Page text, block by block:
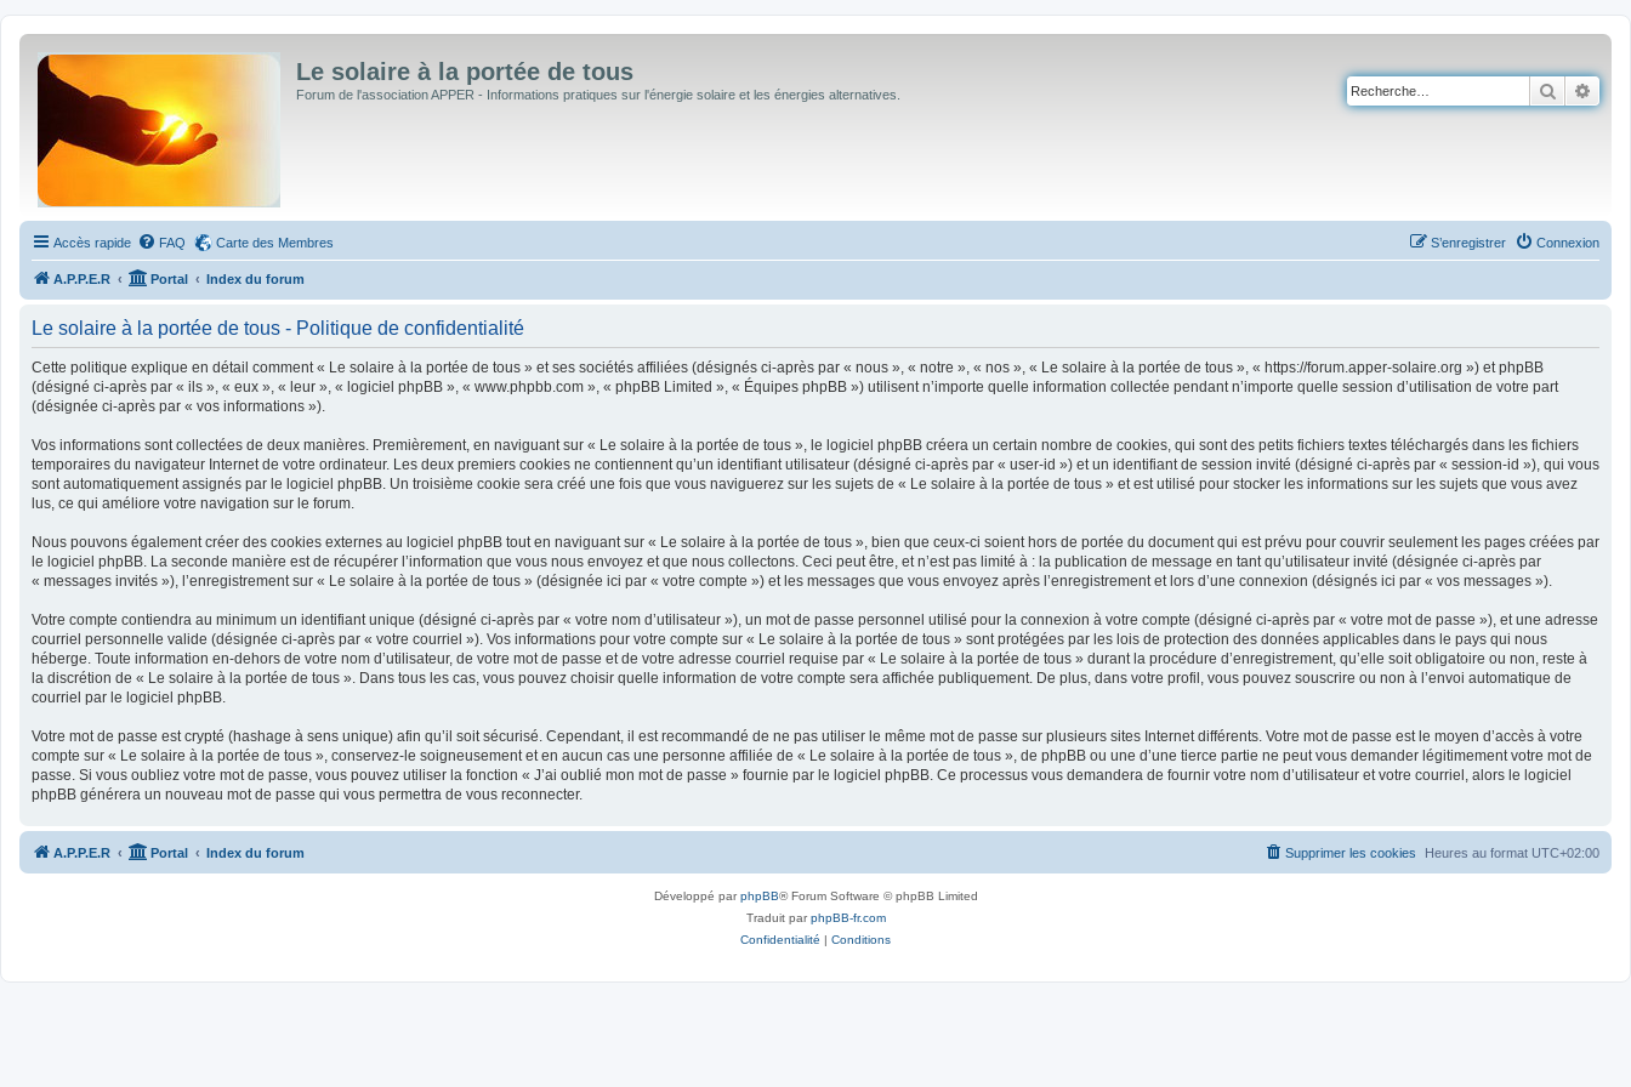
Le solaire à la portée de tous
Forum de l'association APPER - Informations pratiques sur l'énergie solaire et les énergies alternatives.
Accès rapide FAQ Carte des Membres Connexion
S’enregistrer
A.P.P.E.R Portal Index du forum
Le solaire à la portée de tous - Politique de confidentialité
Cette politique explique en détail comment « Le solaire à la portée de tous » et ses sociétés affiliées (désignés ci-après par « nous », « notre », « nos », « Le solaire à la portée de tous », « https://forum.apper-solaire.org ») et phpBB
(désigné ci-après par « ils », « eux », « leur », « logiciel phpBB », « www.phpbb.com », « phpBB Limited », « Équipes phpBB ») utilisent n’importe quelle information collectée pendant n’importe quelle session d’utilisation de votre part
(désignée ci-après par « vos informations »).
Vos informations sont collectées de deux manières. Premièrement, en naviguant sur « Le solaire à la portée de tous », le logiciel phpBB créera un certain nombre de cookies, qui sont des petits fichiers textes téléchargés dans les fichiers
temporaires du navigateur Internet de votre ordinateur. Les deux premiers cookies ne contiennent qu’un identifiant utilisateur (désigné ci-après par « user-id ») et un identifiant de session invité (désigné ci-après par « session-id »), qui vous
sont automatiquement assignés par le logiciel phpBB. Un troisième cookie sera créé une fois que vous naviguerez sur les sujets de « Le solaire à la portée de tous » et est utilisé pour stocker les informations sur les sujets que vous avez
lus, ce qui améliore votre navigation sur le forum.
Nous pouvons également créer des cookies externes au logiciel phpBB tout en naviguant sur « Le solaire à la portée de tous », bien que ceux-ci soient hors de portée du document qui est prévu pour couvrir seulement les pages créées par
le logiciel phpBB. La seconde manière est de récupérer l’information que vous nous envoyez et que nous collectons. Ceci peut être, et n’est pas limité à : la publication de message en tant qu’utilisateur invité (désignée ci-après par
« messages invités »), l’enregistrement sur « Le solaire à la portée de tous » (désignée ici par « votre compte ») et les messages que vous envoyez après l’enregistrement et lors d’une connexion (désignés ici par « vos messages »).
Votre compte contiendra au minimum un identifiant unique (désigné ci-après par « votre nom d’utilisateur »), un mot de passe personnel utilisé pour la connexion à votre compte (désigné ci-après par « votre mot de passe »), et une adresse
courriel personnelle valide (désignée ci-après par « votre courriel »). Vos informations pour votre compte sur « Le solaire à la portée de tous » sont protégées par les lois de protection des données applicables dans le pays qui nous
héberge. Toute information en-dehors de votre nom d’utilisateur, de votre mot de passe et de votre adresse courriel requise par « Le solaire à la portée de tous » durant la procédure d’enregistrement, qu’elle soit obligatoire ou non, reste à
la discrétion de « Le solaire à la portée de tous ». Dans tous les cas, vous pouvez choisir quelle information de votre compte sera affichée publiquement. De plus, dans votre profil, vous pouvez souscrire ou non à l’envoi automatique de
courriel par le logiciel phpBB.
Votre mot de passe est crypté (hashage à sens unique) afin qu’il soit sécurisé. Cependant, il est recommandé de ne pas utiliser le même mot de passe sur plusieurs sites Internet différents. Votre mot de passe est le moyen d’accès à votre
compte sur « Le solaire à la portée de tous », conservez-le soigneusement et en aucun cas une personne affiliée de « Le solaire à la portée de tous », de phpBB ou une d’une tierce partie ne peut vous demander légitimement votre mot de
passe. Si vous oubliez votre mot de passe, vous pouvez utiliser la fonction « J’ai oublié mon mot de passe » fournie par le logiciel phpBB. Ce processus vous demandera de fournir votre nom d’utilisateur et votre courriel, alors le logiciel
phpBB générera un nouveau mot de passe qui vous permettra de vous reconnecter.
A.P.P.E.R Portal Index du forum Heures au format UTC+02:00
Supprimer les cookies
Développé parphpBB® Forum Software © phpBB Limited
Traduit parphpBB-fr.com
Confidentialité | Conditions